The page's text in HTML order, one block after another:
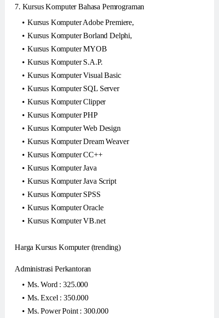
7. Kursus Komputer Bahasa Pemrograman
Kursus Komputer Adobe Premiere,
Kursus Komputer Borland Delphi,
Kursus Komputer MYOB
Kursus Komputer S.A.P.
Kursus Komputer Visual Basic
Kursus Komputer SQL Server
Kursus Komputer Clipper
Kursus Komputer PHP
Kursus Komputer Web Design
Kursus Komputer Dream Weaver
Kursus Komputer CC++
Kursus Komputer Java
Kursus Komputer Java Script
Kursus Komputer SPSS
Kursus Komputer Oracle
Kursus Komputer VB.net
Harga Kursus Komputer (trending)
Administrasi Perkantoran
Ms. Word : 325.000
Ms. Excel : 350.000
Ms. Power Point : 300.000